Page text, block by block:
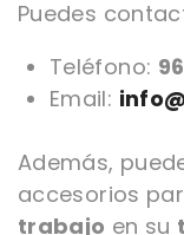
Puedes
Teléfono:
Email:
Además,
accesorios
trabajo en su